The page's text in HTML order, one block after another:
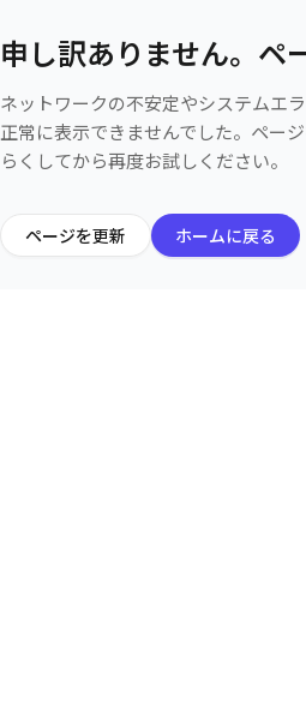
申し訳ありません。ペ
ネットワークの不安定やシステムエ
正常に表示できませんでした。ペー
らくしてから再度お試しください。
ページを更新 ホームに戻る